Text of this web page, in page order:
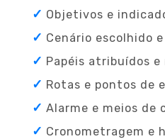
Objetivos e
Cenário escolhido
Papéis atribuídos
Rotas e pontos de
Alarme e meios de
Cronometragem e